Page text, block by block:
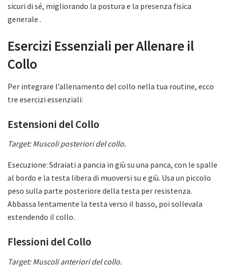
sicuri di sé, migliorando la postura e la presenza fisica
generale .
Esercizi Essenziali per Allenare il
Collo
Per integrare l’allenamento del collo nella tua routine, ecco
tre esercizi essenziali:
Estensioni del Collo
Target: Muscoli posteriori del collo.
Esecuzione: Sdraiati a pancia in giù su una panca, con le spalle
al bordo e la testa libera di muoversi su e giù. Usa un piccolo
peso sulla parte posteriore della testa per resistenza.
Abbassa lentamente la testa verso il basso, poi sollevala
estendendo il collo.
Flessioni del Collo
Target: Muscoli anteriori del collo.